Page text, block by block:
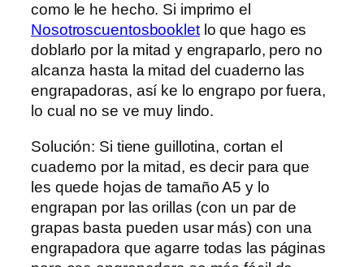
como le he hecho. Si imprimo el
Nosotroscuentosbookletlo que hago es
doblarlo por la mitad y engraparlo, pero no
alcanza hasta la mitad del cuaderno las
engrapadoras, así ke lo engrapo por fuera,
lo cual no se ve muy lindo.
Solución: Si tiene guillotina, cortan el
cuaderno por la mitad, es decir para que
les quede hojas de tamaño A5 y lo
engrapan por las orillas (con un par de
grapas basta pueden usar más) con una
engrapadora que agarre todas las páginas